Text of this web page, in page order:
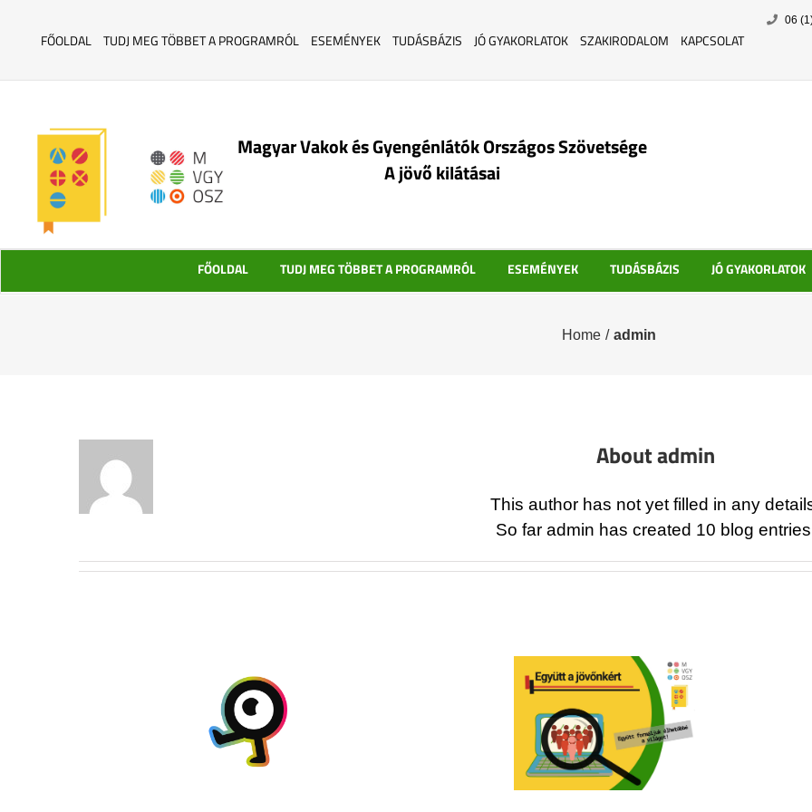
to
FŐOLDAL TUDJ MEG TÖBBET A PROGRAMRÓL ESEMÉNYEK TUDÁSBÁZIS JÓ GYAKORLATOK SZAKIRODALOM KAPCSOLAT
06
Magyar Vakok és Gyengénlátók Országos Szövetsége
A jövő kilátásai
FŐOLDAL TUDJ MEG TÖBBET A PROGRAMRÓL ESEMÉNYEK TUDÁSBÁZIS JÓ GYAKORLATOK
Home / admin
Aboutadmin
This author has not yet filled in any
So far admin has created 10 blog